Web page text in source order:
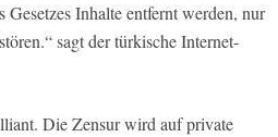
Inhalte entfernt werden, nur
sagt der türkische Internet-
Die Zensur wird auf private